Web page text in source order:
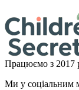
Працюємо з 2017
Ми у соціальним